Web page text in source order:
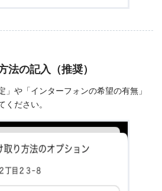
法の記入（推奨）
」や「インターフォンの希望の有無」
ください。